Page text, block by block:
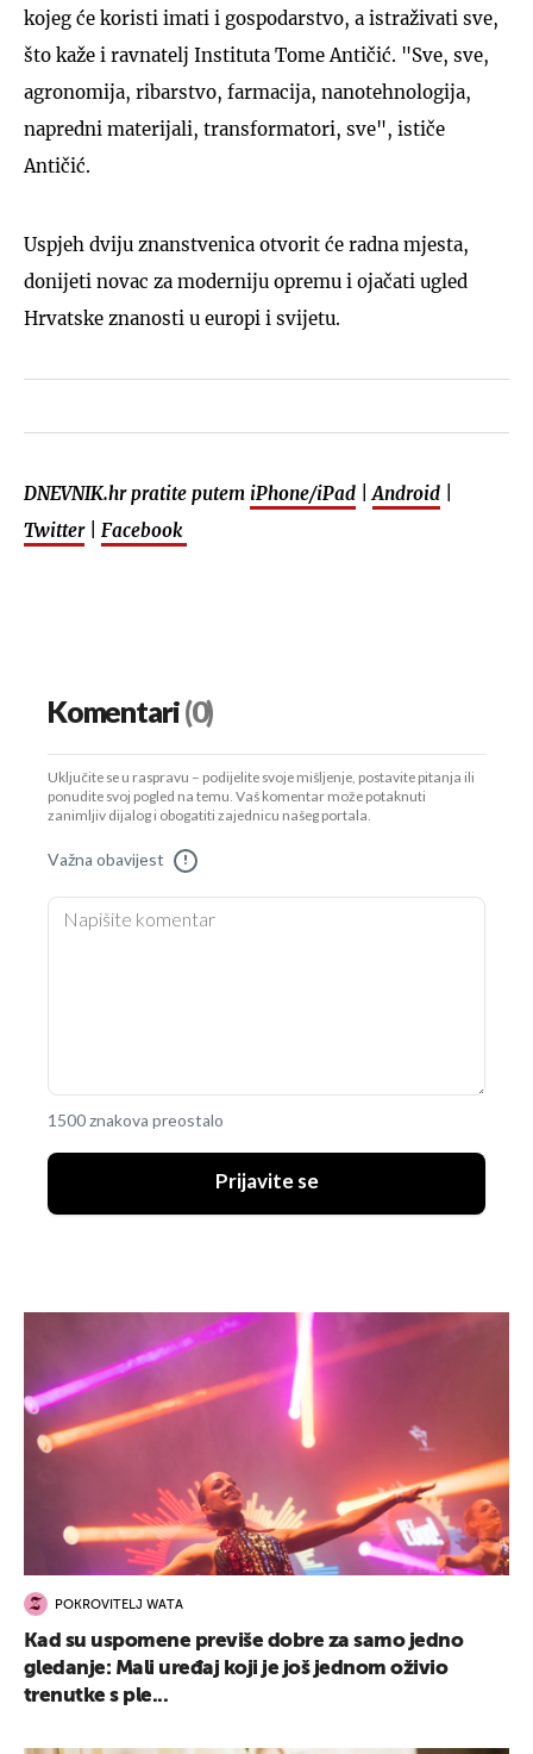
kojeg će koristi imati i gospodarstvo, a istraživati sve,
što kaže i ravnatelj Instituta Tome Antičić. "Sve, sve,
agronomija, ribarstvo, farmacija, nanotehnologija,
napredni materijali, transformatori, sve", ističe
Antičić.
Uspjeh dviju znanstvenica otvorit će radna mjesta,
donijeti novac za moderniju opremu i ojačati ugled
Hrvatske znanosti u europi i svijetu.
DNEVNIK.hr pratite putem iPhone/iPad Android
Twitter| Facebook
Komentari(0)
Uključite se u raspravu – podijelite svoje mišljenje, postavite pitanja ili
ponudite svoj pogled na temu. Vaš komentar može potaknuti
zanimljiv dijalog i obogatiti zajednicu našeg portala.
Važna obavijest !
1500 znakova preostalo
Prijavite se
POKROVITELJ WATA
Kad su uspomene previše dobre za samo jedno
gledanje: Mali uređaj koji je još jednom oživio
trenutke s ple...